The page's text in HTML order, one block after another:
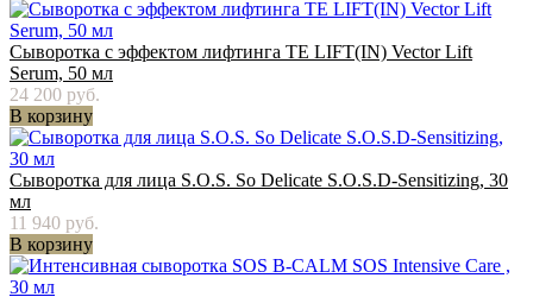
Сыворотка с эффектом лифтинга TE LIFT(IN) Vector Lift
Serum, 50 мл
24 200 руб.
В корзину
Сыворотка для лица S.O.S. So Delicate S.O.S.D-Sensitizing, 30
мл
11 940 руб.
В корзину